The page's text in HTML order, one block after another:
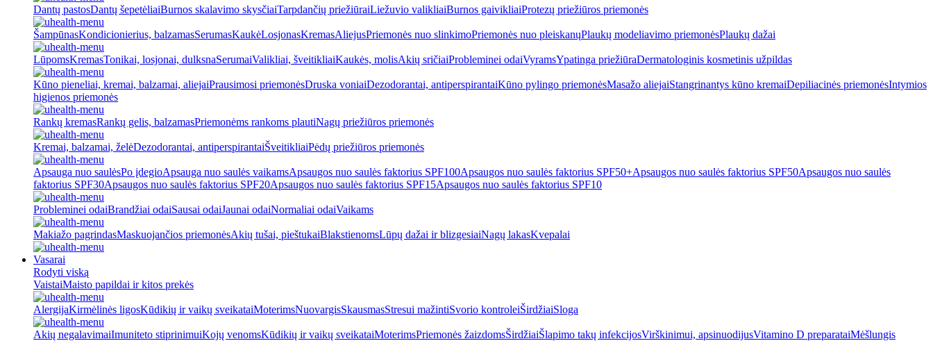
Dantų pastosDantų šepetėliaiBurnos skalavimo skysčiaiTarpdančių priežiūraiLiežuvio valikliaiBurnos gaivikliaiProtezų priežiūros priemonės
ŠampūnasKondicionierius, balzamasSerumasKaukėLosjonasKremasAliejusPriemonės nuo slinkimoPriemonės nuo pleiskanųPlaukų modeliavimo priemonėsPlaukų dažai
LūpomsKremasTonikai, losjonai, dulksnaSerumaiValikliai, šveitikliaiKaukės, molisAkių sričiaiProbleminei odaiVyramsYpatinga priežiūraDermatologinis kosmetinis užpildas
Kūno pieneliai, kremai, balzamai, aliejaiPrausimosi priemonėsDruska voniaiDezodorantai, antiperspirantaiKūno pylingo priemonėsMasažo aliejaiStangrinantys kūno kremaiDepiliacinės priemonėsIntymios
higienos priemonės
Rankų kremasRankų gelis, balzamasPriemonėms rankoms plautiNagų priežiūros priemonės
Kremai, balzamai, želėDezodorantai, antiperspirantaiŠveitikliaiPėdų priežiūros priemonės
Apsauga nuo saulėsPo įdegioApsauga nuo saulės vaikamsApsaugos nuo saulės faktorius SPF100Apsaugos nuo saulės faktorius SPF50+Apsaugos nuo saulės faktorius SPF50Apsaugos nuo saulės
faktorius SPF30Apsaugos nuo saulės faktorius SPF20Apsaugos nuo saulės faktorius SPF15Apsaugos nuo saulės faktorius SPF10
Probleminei odaiBrandžiai odaiSausai odaiJaunai odaiNormaliai odaiVaikams
Makiažo pagrindasMaskuojančios priemonėsAkių tušai, pieštukaiBlakstienomsLūpų dažai ir blizgesiaiNagų lakasKvepalai
Vasarai
Rodyti viską
VaistaiMaisto papildai ir kitos prekės
AlergijaKirmėlinės ligosKūdikių ir vaikų sveikataiMoterimsNuovargisSkausmasStresui mažintiSvorio kontroleiŠirdžiaiSloga
Akių negalavimaiImuniteto stiprinimuiKojų venomsKūdikių ir vaikų sveikataiMoterimsPriemonės žaizdomsŠirdžiaiŠlapimo takų infekcijosVirškinimui, apsinuodijusVitamino D preparataiMėšlungis